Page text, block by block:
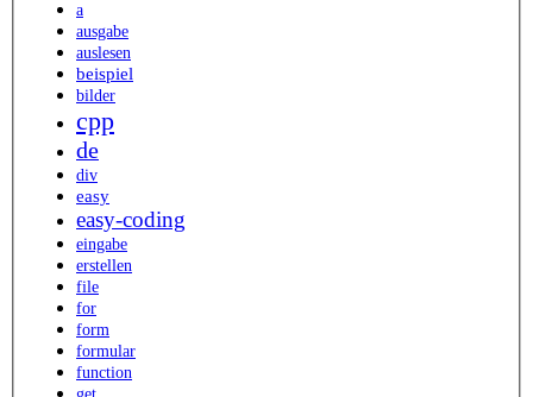
a
ausgabe
auslesen
beispiel
bilder
cpp
de
div
easy
easy-coding
eingabe
erstellen
file
for
form
formular
function